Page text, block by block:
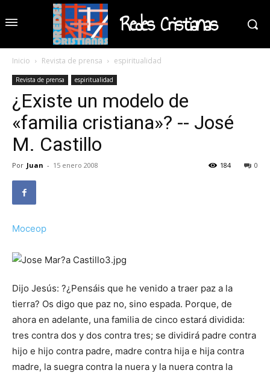
Redes Cristianas
Inicio Revista de prensa espiritualidad
Revista de prensa espiritualidad
¿Existe un modelo de
«familia cristiana»? -- José
M. Castillo
Por Juan - 15 enero 2008 0
184
Moceop
Dijo Jesús: ?¿Pensáis que he venido a traer paz a la
tierra? Os digo que paz no, sino espada. Porque, de
ahora en adelante, una familia de cinco estará dividida:
tres contra dos y dos contra tres; se dividirá padre contra
hijo e hijo contra padre, madre contra hija e hija contra
madre, la suegra contra la nuera y la nuera contra la